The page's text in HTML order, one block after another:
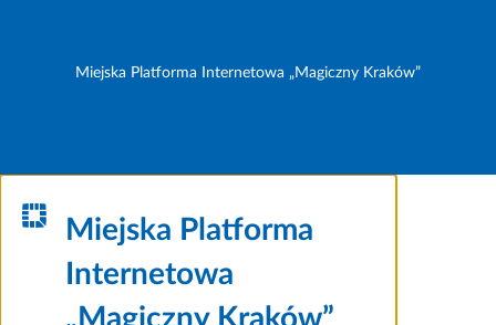
Miejska Platforma Internetowa „Magiczny Kraków”
Miejska Platforma
Internetowa
„Magiczny Kraków”